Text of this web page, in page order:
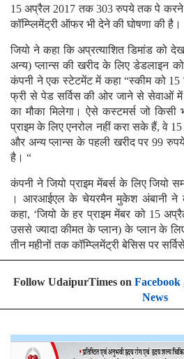
15 अप्रैल 2017 तक 303 रुपये तक पे करने
कॉम्प्लिमेंट्री ऑफर भी देने की घोषणा की है।
जियो ने कहा कि अप्रत्याशित डिमांड को
अन्य) प्लान्स की खरीद के लिए डेडलाइन
कंपनी ने एक स्टेटमेंट में कहा “स्कीम को 15
फ्री से पेड सर्विस की ओर जाने से सेवाओं में
का मौका मिलेगा। ऐसे कस्टमर्स जो किसी
प्राइम के लिए एनरोल नहीं करा सके हैं, वे
और अन्य प्लान्स के पहली खरीद पर 99
है। “
कंपनी ने जियो प्राइम मेंबर्स के लिए जियो
। आरआईएल के चेयरमैन मुकेश अंबानी ने
कहा, ‘जियो के हर प्राइम मेंबर को 15
उससे ज्यादा कीमत के प्लान) के प्लान के
तीन महीनों तक कॉम्प्लिमेंट्री बेसिस पर
Follow UdaipurTimes on Facebook
News